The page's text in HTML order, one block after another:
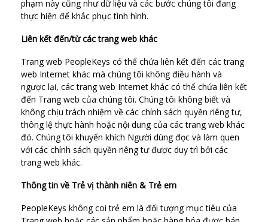
phạm này cũng như dữ liệu và các bước chúng tôi đang
thực hiện để khắc phục tình hình.
Liên kết đến/từ các trang web khác
Trang web PeopleKeys có thể chứa liên kết đến các trang
web Internet khác mà chúng tôi không điều hành và
ngược lại, các trang web Internet khác có thể chứa liên kết
đến Trang web của chúng tôi. Chúng tôi không biết và
không chịu trách nhiệm về các chính sách quyền riêng tư,
thông lệ thực hành hoặc nội dung của các trang web khác
đó. Chúng tôi khuyến khích Người dùng đọc và làm quen
với các chính sách quyền riêng tư được duy trì bởi các
trang web khác.
Thông tin về Trẻ vị thành niên & Trẻ em
PeopleKeys không coi trẻ em là đối tượng mục tiêu của